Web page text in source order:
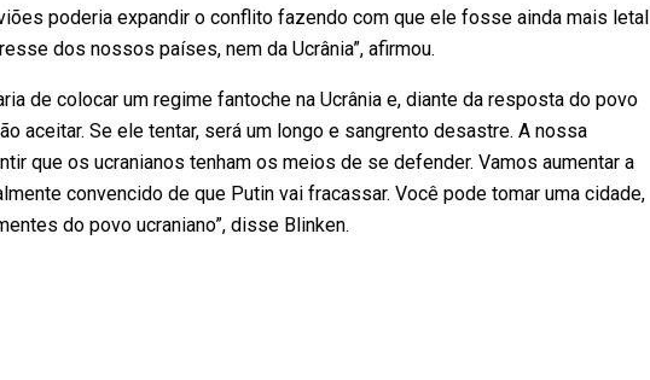
poderia expandir o conflito fazendo com que ele fosse ainda mais letal
dos nossos países, nem da Ucrânia”, afirmou.
de colocar um regime fantoche na Ucrânia e, diante da resposta do povo
aceitar. Se ele tentar, será um longo e sangrento desastre. A nossa
que os ucranianos tenham os meios de se defender. Vamos aumentar a
convencido de que Putin vai fracassar. Você pode tomar uma cidade,
do povo ucraniano”, disse Blinken.